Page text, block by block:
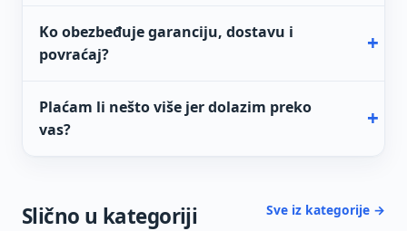
Ko obezbeđuje garanciju, dostavu i
povraćaj?
Plaćam li nešto više jer dolazim preko
vas?
Slično u kategoriji Sve iz kategorije →